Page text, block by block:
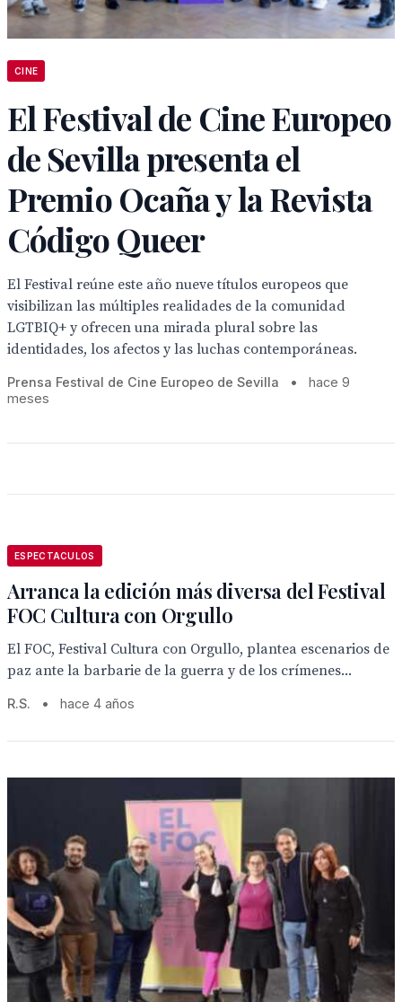
CINE
El Festival de Cine Europeo
de Sevilla presenta el
Premio Ocaña y la Revista
Código Queer
El Festival reúne este año nueve títulos europeos que
visibilizan las múltiples realidades de la comunidad
LGTBIQ+ y ofrecen una mirada plural sobre las
identidades, los afectos y las luchas contemporáneas.
Prensa Festival de Cine Europeo de Sevilla •
hace 9
meses
ESPECTACULOS
Arranca la edición más diversa del Festival
FOC Cultura con Orgullo
El FOC, Festival Cultura con Orgullo, plantea escenarios de
paz ante la barbarie de la guerra y de los crímenes...
R.S. • hace 4 años